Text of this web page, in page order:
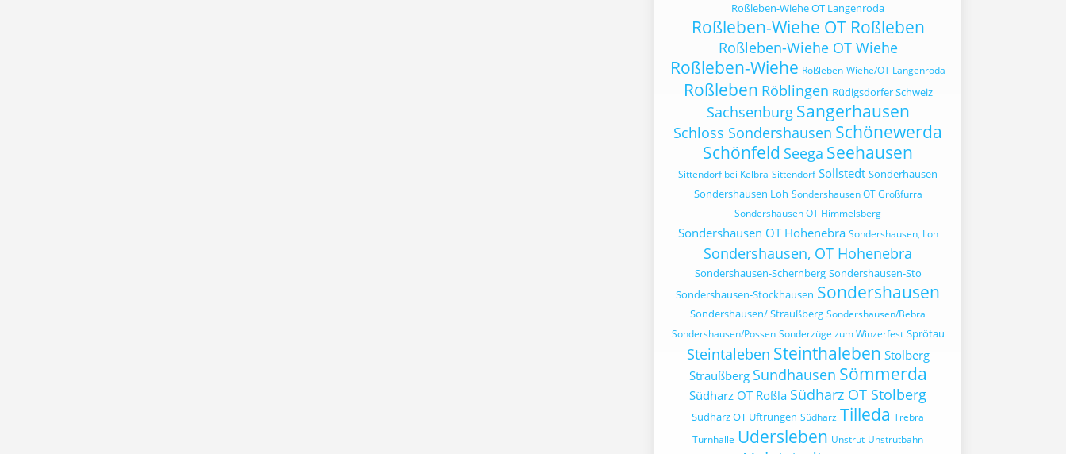
Roßleben-Wiehe OT Langenroda
Roßleben-Wiehe OT Roßleben
Roßleben-Wiehe OT Wiehe
Roßleben-Wiehe Roßleben-Wiehe/OT Langenroda
Roßleben Röblingen Rüdigsdorfer Schweiz
Sachsenburg Sangerhausen
Schloss Sondershausen Schönewerda
Schönfeld Seega Seehausen
Sittendorf bei Kelbra Sittendorf Sollstedt Sonderhausen
Sondershausen Loh Sondershausen OT Großfurra
Sondershausen OT Himmelsberg
Sondershausen OT Hohenebra Sondershausen, Loh
Sondershausen, OT Hohenebra
Sondershausen-Schernberg Sondershausen-Sto
Sondershausen-Stockhausen Sondershausen
Sondershausen/ Straußberg Sondershausen/Bebra
Sondershausen/Possen Sonderzüge zum Winzerfest Sprötau
Steintaleben Steinthaleben Stolberg
Straußberg Sundhausen Sömmerda
Südharz OT Roßla Südharz OT Stolberg
Südharz OT Uftrungen Südharz Tilleda Trebra
Turnhalle Udersleben Unstrut Unstrutbahn